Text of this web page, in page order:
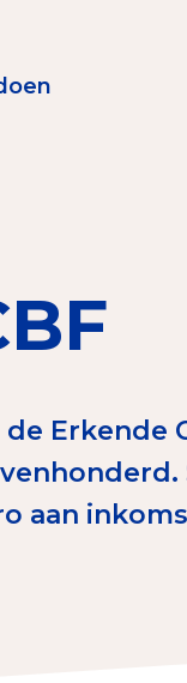
aanvragen
Erkenning
keurmerk
Erkende
aan